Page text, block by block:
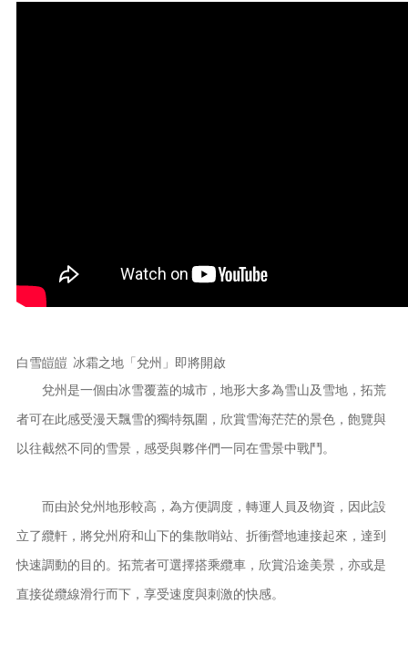
白雪皚皚 冰霜之地「兌州」即將開啟
兌州是一個由冰雪覆蓋的城市，地形大多為雪山及雪地，拓荒
者可在此感受漫天飄雪的獨特氛圍，欣賞雪海茫茫的景色，飽覽與
以往截然不同的雪景，感受與夥伴們一同在雪景中戰鬥。
而由於兌州地形較高，為方便調度，轉運人員及物資，因此設
立了纜軒，將兌州府和山下的集散哨站、折衝營地連接起來，達到
快速調動的目的。拓荒者可選擇搭乘纜車，欣賞沿途美景，亦或是
直接從纜線滑行而下，享受速度與刺激的快感。